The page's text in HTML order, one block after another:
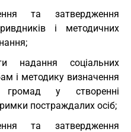
та затвердження
і методичних
надання соціальних
і методику визначення
громад у створенні
постраждалих осіб;
та затвердження